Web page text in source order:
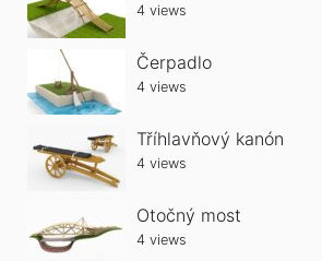
4 views
Čerpadlo
4 views
Tříhlavňový kanón
4 views
Otočný most
4 views